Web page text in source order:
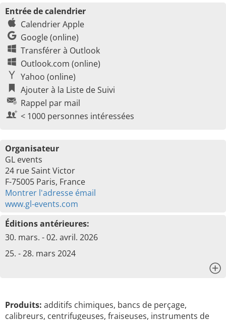
Entrée de calendrier
Calendrier Apple
Google (online)
Transférer à Outlook
Outlook.com (online)
Yahoo (online)
Ajouter à la Liste de Suivi
Rappel par mail
< 1000 personnes intéressées
Organisateur
GL events
24 rue Saint Victor
F-75005 Paris, France
Montrer l'adresse émail
www.gl-events.com
Éditions antérieures:
30. mars. - 02. avril. 2026
25. - 28. mars 2024
Produits: additifs chimiques, bancs de perçage,
calibreurs, centrifugeuses, fraiseuses, instruments de